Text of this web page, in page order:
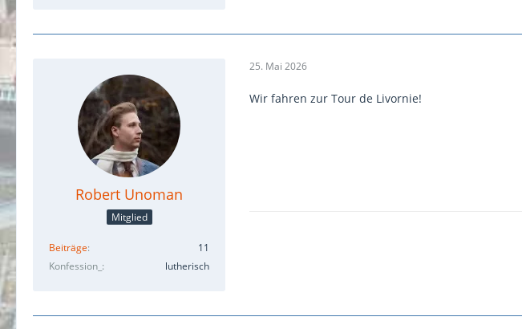
Robert Unoman
Mitglied
Beiträge
11
Konfession_
lutherisch
25. Mai 2026
Wir fahren zur Tour de Livornie!